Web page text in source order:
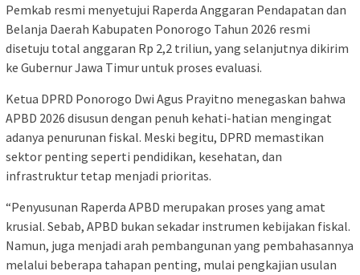
Pemkab resmi menyetujui Raperda Anggaran Pendapatan dan
Belanja Daerah Kabupaten Ponorogo Tahun 2026 resmi
disetuju total anggaran Rp 2,2 triliun, yang selanjutnya dikirim
ke Gubernur Jawa Timur untuk proses evaluasi.
Ketua DPRD Ponorogo Dwi Agus Prayitno menegaskan bahwa
APBD 2026 disusun dengan penuh kehati-hatian mengingat
adanya penurunan fiskal. Meski begitu, DPRD memastikan
sektor penting seperti pendidikan, kesehatan, dan
infrastruktur tetap menjadi prioritas.
“Penyusunan Raperda APBD merupakan proses yang amat
krusial. Sebab, APBD bukan sekadar instrumen kebijakan fiskal.
Namun, juga menjadi arah pembangunan yang pembahasannya
melalui beberapa tahapan penting, mulai pengkajian usulan